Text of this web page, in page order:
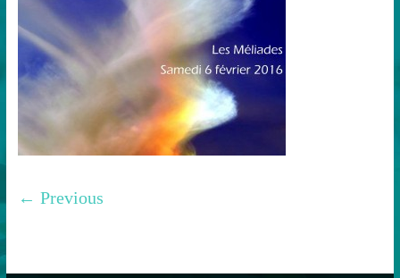
← Previous